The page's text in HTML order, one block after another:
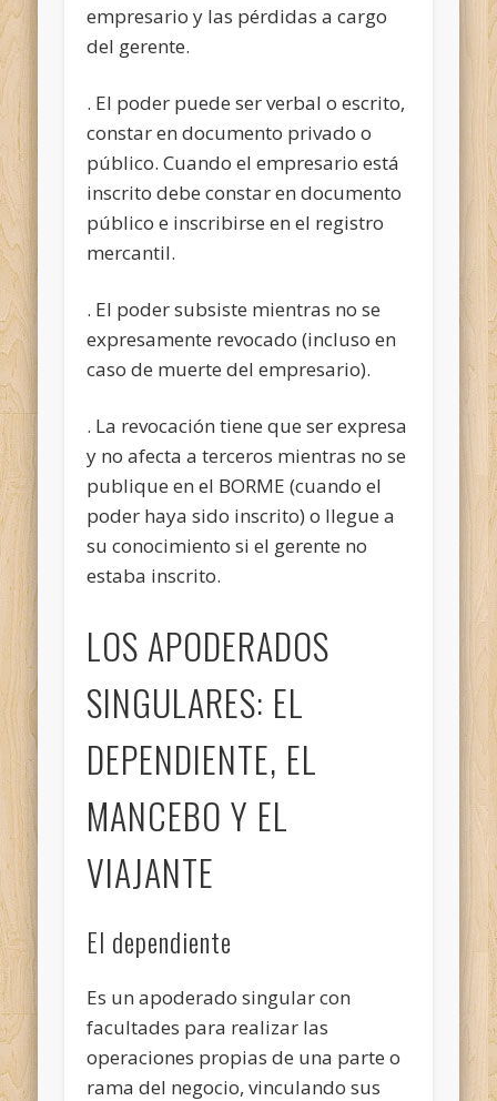
empresario y las pérdidas a cargo
del gerente.
. El poder puede ser verbal o escrito,
constar en documento privado o
público. Cuando el empresario está
inscrito debe constar en documento
público e inscribirse en el registro
mercantil.
. El poder subsiste mientras no se
expresamente revocado (incluso en
caso de muerte del empresario).
. La revocación tiene que ser expresa
y no afecta a terceros mientras no se
publique en el BORME (cuando el
poder haya sido inscrito) o llegue a
su conocimiento si el gerente no
estaba inscrito.
LOS APODERADOS
SINGULARES: EL
DEPENDIENTE, EL
MANCEBO Y EL
VIAJANTE
El dependiente
Es un apoderado singular con
facultades para realizar las
operaciones propias de una parte o
rama del negocio, vinculando sus